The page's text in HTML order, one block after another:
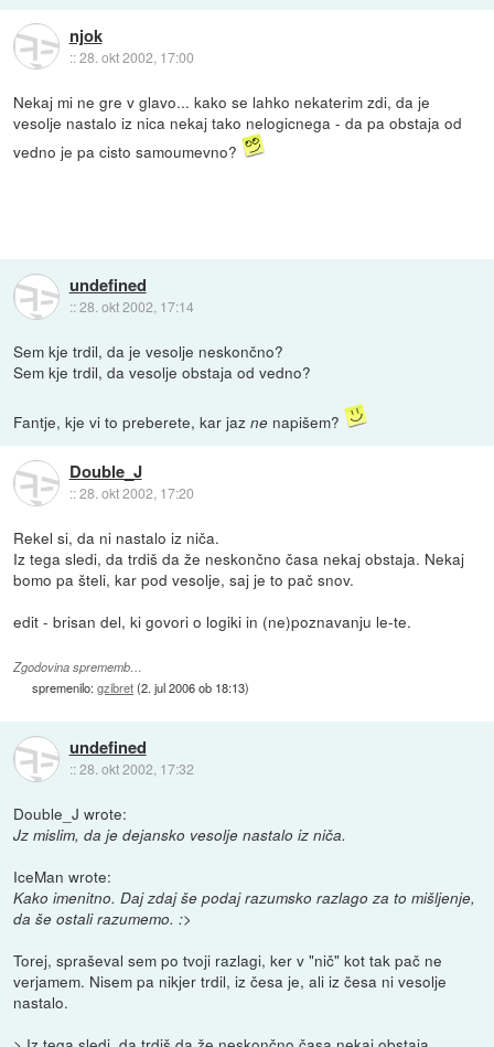
njok
::28. okt 2002, 17:00
Nekaj mi ne gre v glavo... kako se lahko nekaterim zdi, da je
vesolje nastalo iz nica nekaj tako nelogicnega - da pa obstaja od
vedno je pa cisto samoumevno?
undefined
::28. okt 2002, 17:14
Sem kje trdil, da je vesolje neskončno?
Sem kje trdil, da vesolje obstaja od vedno?
Fantje, kje vi to preberete, kar jazne napišem?
Double_J
::28. okt 2002, 17:20
Rekel si, da ni nastalo iz niča.
Iz tega sledi, da trdiš da že neskončno časa nekaj obstaja. Nekaj
bomo pa šteli, kar pod vesolje, saj je to pač snov.
edit - brisan del, ki govori o logiki in (ne)poznavanju le-te.
Zgodovina sprememb…
spremenilo:gzibret(2. jul 2006 ob 18:13)
undefined
::28. okt 2002, 17:32
Double_J wrote:
Jz mislim, da je dejansko vesolje nastalo iz niča.
IceMan wrote:
Kako imenitno. Daj zdaj še podaj razumsko razlago za to mišljenje,
da še ostali razumemo. :>
Torej, spraševal sem po tvoji razlagi, ker v "nič" kot tak pač ne
verjamem. Nisem pa nikjer trdil, iz česa je, ali iz česa ni vesolje
nastalo.